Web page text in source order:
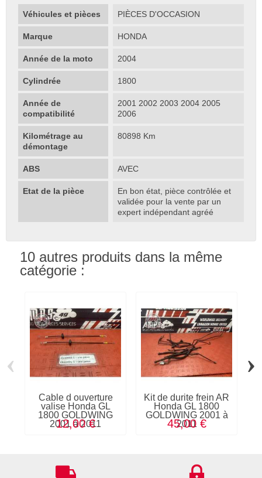
Véhicules et pièces PIÈCES D'OCCASION
Marque HONDA
Année de la moto 2004
Cylindrée 1800
Année de
compatibilité
2001 2002 2003 2004 2005
2006
Kilométrage au
démontage
80898 Km
ABS AVEC
Etat de la pièce
En bon état, pièce contrôlée et
validée pour la vente par un
expert indépendant agréé
10 autres produits dans la même
catégorie :
Cable d ouverture
valise Honda GL
1800 GOLDWING
2001 à 2011
12,00 €
Kit de durite frein AR
Honda GL 1800
GOLDWING 2001 à
2011
45,00 €
‹ ›